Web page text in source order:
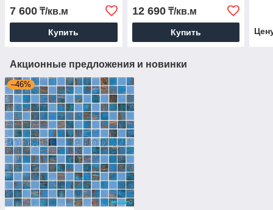
7 600 ₸/кв.м
Купить
12 690₸/кв.м
Купить
Акционные предложения и новинки
–46%